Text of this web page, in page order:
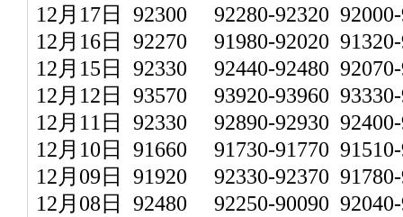
12月17日 92300 92280-92320 92000-
12月16日 92270 91980-92020 91320-
12月15日 92330 92440-92480 92070-
12月12日 93570 93920-93960 93330-
12月11日 92330 92890-92930 92400-
12月10日 91660 91730-91770 91510-
12月09日 91920 92330-92370 91780-
12月08日 92480 92250-90090 92040-